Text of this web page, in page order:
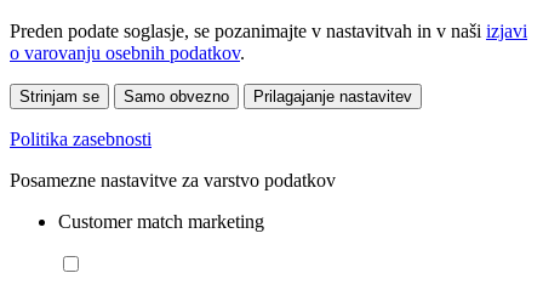
Preden podate soglasje, se pozanimajte v nastavitvah in v naši izjavi
o varovanju osebnih podatkov.
Strinjam se Samo obvezno Prilagajanje nastavitev
Politika zasebnosti
Posamezne nastavitve za varstvo podatkov
Customer match marketing